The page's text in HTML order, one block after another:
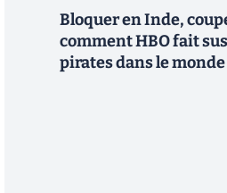
Bloquer en Inde,
comment HBO fait
pirates dans le